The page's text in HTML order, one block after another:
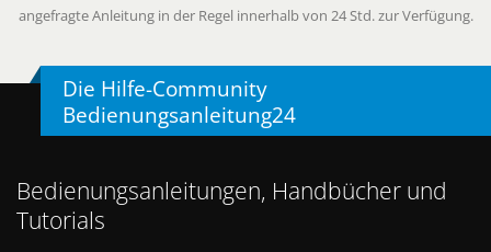
angefragte Anleitung in der Regel innerhalb von 24 Std. zur Verfügung.
Die Hilfe-Community
Bedienungsanleitung24
Bedienungsanleitungen, Handbücher und
Tutorials